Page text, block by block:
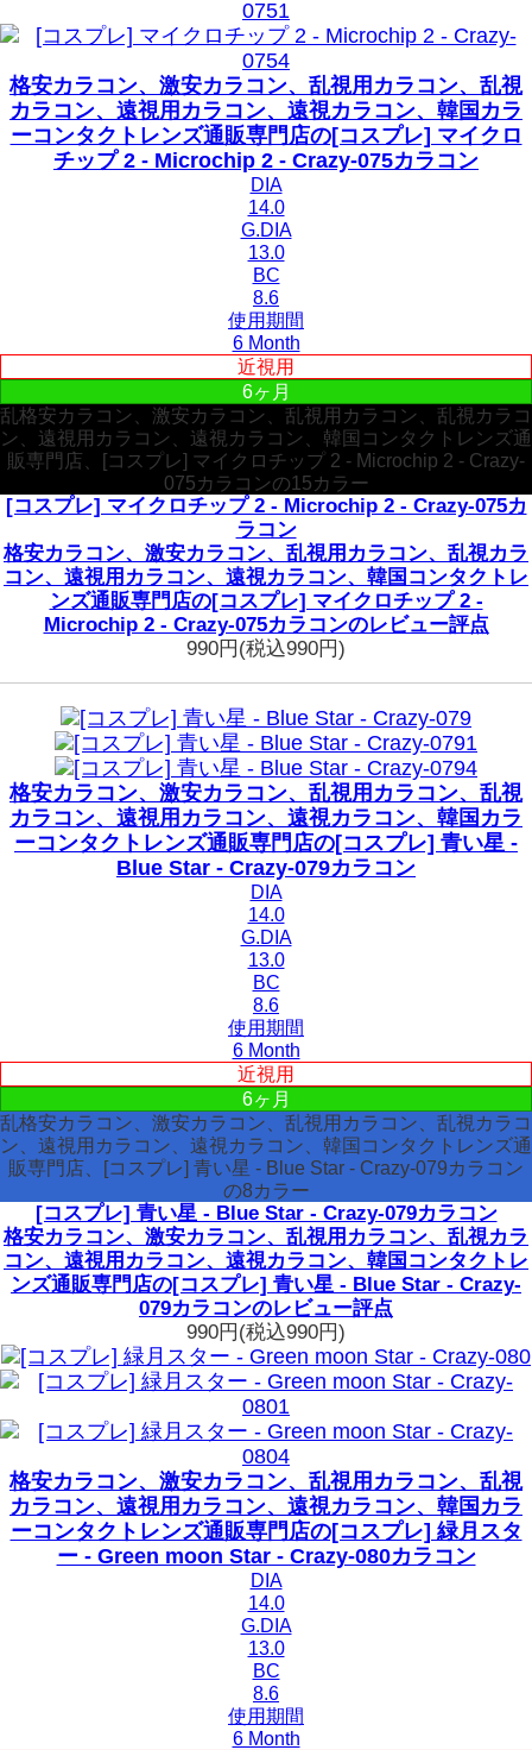
格安カラコン、激安カラコン、乱視用カラコン、乱視
カラコン、遠視用カラコン、遠視カラコン、韓国カラ
ーコンタクトレンズ通販専門店の[コスプレ] マイクロ
チップ 2 - Microchip 2 - Crazy-075カラコン
DIA
14.0
G.DIA
13.0
BC
8.6
使用期間
6 Month
近視用
6ヶ月
乱格安カラコン、激安カラコン、乱視用カラコン、乱視カラコ
ン、遠視用カラコン、遠視カラコン、韓国コンタクトレンズ通
販専門店、[コスプレ] マイクロチップ 2 - Microchip 2 - Crazy-
075カラコンの15カラー
[コスプレ] マイクロチップ 2 - Microchip 2 - Crazy-075カ
ラコン
格安カラコン、激安カラコン、乱視用カラコン、乱視カラ
コン、遠視用カラコン、遠視カラコン、韓国コンタクトレ
ンズ通販専門店の[コスプレ] マイクロチップ 2 -
Microchip 2 - Crazy-075カラコンのレビュー評点
990円 (税込990円)
格安カラコン、激安カラコン、乱視用カラコン、乱視
カラコン、遠視用カラコン、遠視カラコン、韓国カラ
ーコンタクトレンズ通販専門店の[コスプレ] 青い星 -
Blue Star - Crazy-079カラコン
DIA
14.0
G.DIA
13.0
BC
8.6
使用期間
6 Month
近視用
6ヶ月
乱格安カラコン、激安カラコン、乱視用カラコン、乱視カラコ
ン、遠視用カラコン、遠視カラコン、韓国コンタクトレンズ通
販専門店、[コスプレ] 青い星 - Blue Star - Crazy-079カラコン
の8カラー
[コスプレ] 青い星 - Blue Star - Crazy-079カラコン
格安カラコン、激安カラコン、乱視用カラコン、乱視カラ
コン、遠視用カラコン、遠視カラコン、韓国コンタクトレ
ンズ通販専門店の[コスプレ] 青い星 - Blue Star - Crazy-
079カラコンのレビュー評点
990円 (税込990円)
格安カラコン、激安カラコン、乱視用カラコン、乱視
カラコン、遠視用カラコン、遠視カラコン、韓国カラ
ーコンタクトレンズ通販専門店の[コスプレ] 緑月スタ
ー - Green moon Star - Crazy-080カラコン
DIA
14.0
G.DIA
13.0
BC
8.6
使用期間
6 Month